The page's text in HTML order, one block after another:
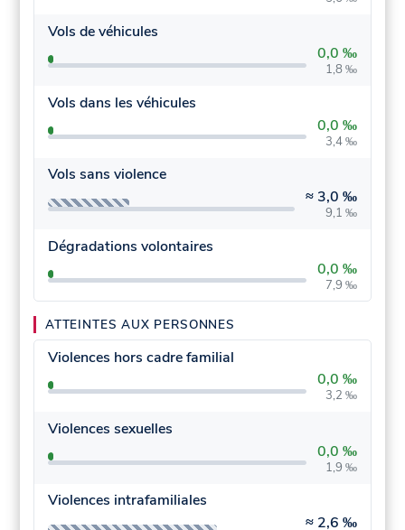
Vols de véhicules
0,0 ‰
1,8 ‰
Vols dans les véhicules
0,0 ‰
3,4 ‰
Vols sans violence
≈ 3,0 ‰
9,1 ‰
Dégradations volontaires
0,0 ‰
7,9 ‰
ATTEINTES AUX PERSONNES
Violences hors cadre familial
0,0 ‰
3,2 ‰
Violences sexuelles
0,0 ‰
1,9 ‰
Violences intrafamiliales
≈ 2,6 ‰